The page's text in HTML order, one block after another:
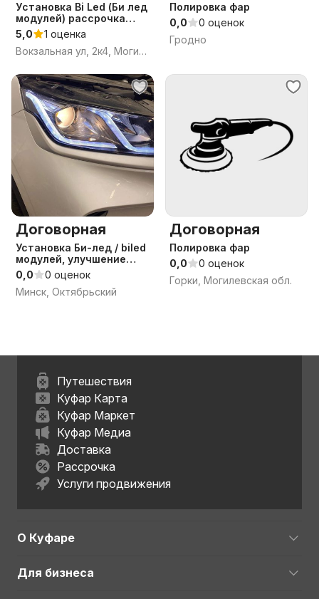
Уcтaновка Bi Led (Би лед
модулей) рассрочка
линз, рeмонт,
регулировка и оклейка
фар в Могилеве.(Бобр
5,0
1 оценка
Вокзальная ул, 2к4, Могилёв, Могилёвская область
Полировка фар
0,0
0 оценок
Гродно
Договорная
Установка Би-лед / biled
модулей, улучшение
света
0,0
0 оценок
Минск, Октябрьский
Договорная
Полировка фар
0,0
0 оценок
Горки, Могилевская обл.
Путешествия
Куфар Карта
Куфар Маркет
Куфар Медиа
Доставка
Рассрочка
Услуги продвижения
О Куфаре
Для бизнеса